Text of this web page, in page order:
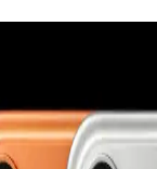
kılıfı, dayanıklı
sağlar, estetik ve
şarj